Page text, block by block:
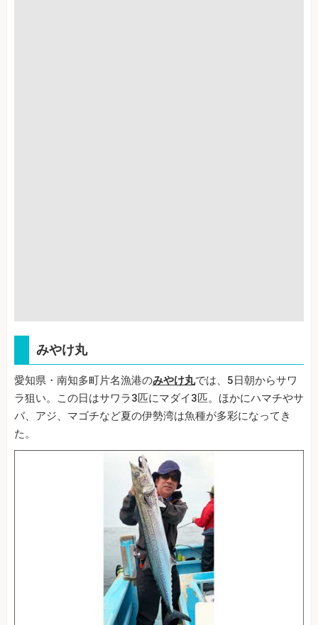
みやけ丸
愛知県・南知多町片名漁港のみやけ丸では、5日朝からサワ
ラ狙い。この日はサワラ3匹にマダイ3匹。ほかにハマチやサ
バ、アジ、マゴチなど夏の伊勢湾は魚種が多彩になってき
た。